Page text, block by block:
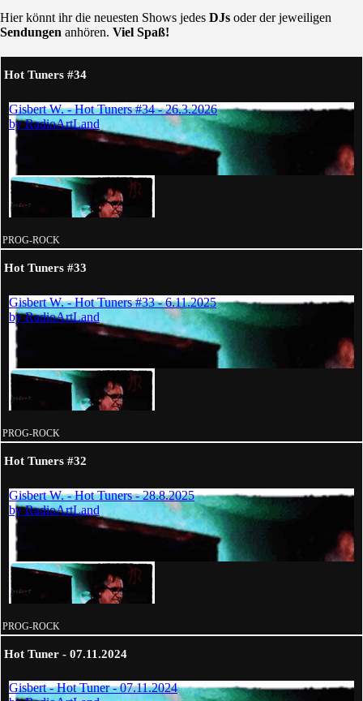
Hier könnt ihr die neuesten Shows jedes DJs oder der jeweiligen
Sendungen anhören. Viel Spaß!
Hot Tuners #34
PROG-ROCK
Hot Tuners #33
PROG-ROCK
Hot Tuners #32
PROG-ROCK
Hot Tuner - 07.11.2024